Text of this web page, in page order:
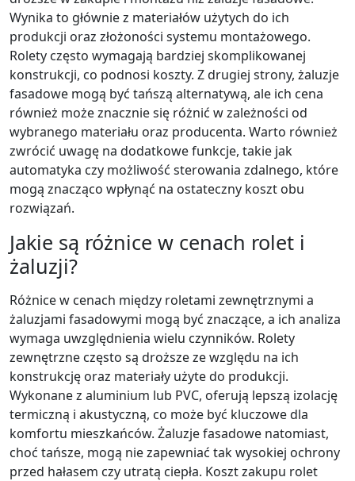
Wynika to głównie z materiałów użytych do ich
produkcji oraz złożoności systemu montażowego.
Rolety często wymagają bardziej skomplikowanej
konstrukcji, co podnosi koszty. Z drugiej strony, żaluzje
fasadowe mogą być tańszą alternatywą, ale ich cena
również może znacznie się różnić w zależności od
wybranego materiału oraz producenta. Warto również
zwrócić uwagę na dodatkowe funkcje, takie jak
automatyka czy możliwość sterowania zdalnego, które
mogą znacząco wpłynąć na ostateczny koszt obu
rozwiązań.
Jakie są różnice w cenach rolet i
żaluzji?
Różnice w cenach między roletami zewnętrznymi a
żaluzjami fasadowymi mogą być znaczące, a ich analiza
wymaga uwzględnienia wielu czynników. Rolety
zewnętrzne często są droższe ze względu na ich
konstrukcję oraz materiały użyte do produkcji.
Wykonane z aluminium lub PVC, oferują lepszą izolację
termiczną i akustyczną, co może być kluczowe dla
komfortu mieszkańców. Żaluzje fasadowe natomiast,
choć tańsze, mogą nie zapewniać tak wysokiej ochrony
przed hałasem czy utratą ciepła. Koszt zakupu rolet